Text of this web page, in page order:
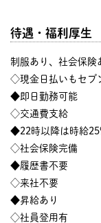
待遇・福利厚生
制服あり、社会保
◇現金日払いもセブ
◆即日勤務可能
◇交通費支給
◆22時以降は時給
◇社会保険完備
◆履歴書不要
◇来社不要
◆昇給あり
◇社員登用有